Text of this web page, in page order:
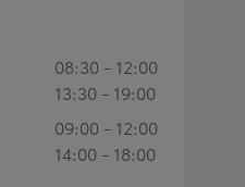
08:30 - 12:00
13:30 - 19:00
09:00 - 12:00
14:00 - 18:00